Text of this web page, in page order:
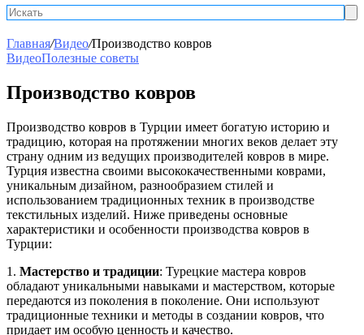
Главная/Видео/Производство ковров
ВидеоПолезные советы
Производство ковров
Производство ковров в Турции имеет богатую историю и
традицию, которая на протяжении многих веков делает эту
страну одним из ведущих производителей ковров в мире.
Турция известна своими высококачественными коврами,
уникальным дизайном, разнообразием стилей и
использованием традиционных техник в производстве
текстильных изделий. Ниже приведены основные
характеристики и особенности производства ковров в
Турции:
1. Мастерство и традиции: Турецкие мастера ковров
обладают уникальными навыками и мастерством, которые
передаются из поколения в поколение. Они используют
традиционные техники и методы в создании ковров, что
придает им особую ценность и качество.